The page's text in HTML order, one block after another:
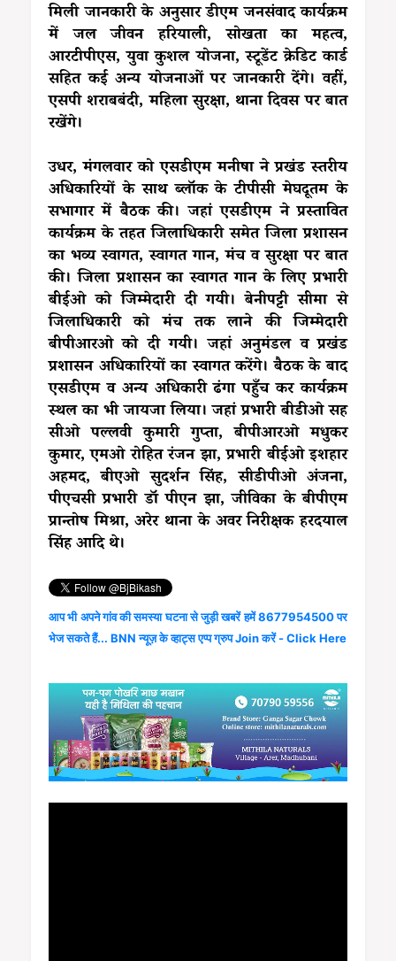
मिली जानकारी के अनुसार डीएम जनसंवाद कार्यक्रम
में जल जीवन हरियाली, सोखता का महत्व,
आरटीपीएस, युवा कुशल योजना, स्टूडेंट क्रेडिट कार्ड
सहित कई अन्य योजनाओं पर जानकारी देंगे। वहीं,
एसपी शराबबंदी, महिला सुरक्षा, थाना दिवस पर बात
रखेंगे।
उधर, मंगलवार को एसडीएम मनीषा ने प्रखंड स्तरीय
अधिकारियों के साथ ब्लॉक के टीपीसी मेघदूतम के
सभागार में बैठक की। जहां एसडीएम ने प्रस्तावित
कार्यक्रम के तहत जिलाधिकारी समेत जिला प्रशासन
का भव्य स्वागत, स्वागत गान, मंच व सुरक्षा पर बात
की। जिला प्रशासन का स्वागत गान के लिए प्रभारी
बीईओ को जिम्मेदारी दी गयी। बेनीपट्टी सीमा से
जिलाधिकारी को मंच तक लाने की जिम्मेदारी
बीपीआरओ को दी गयी। जहां अनुमंडल व प्रखंड
प्रशासन अधिकारियों का स्वागत करेंगे। बैठक के बाद
एसडीएम व अन्य अधिकारी ढंगा पहुँच कर कार्यक्रम
स्थल का भी जायजा लिया। जहां प्रभारी बीडीओ सह
सीओ पल्लवी कुमारी गुप्ता, बीपीआरओ मधुकर
कुमार, एमओ रोहित रंजन झा, प्रभारी बीईओ इशहार
अहमद, बीएओ सुदर्शन सिंह, सीडीपीओ अंजना,
पीएचसी प्रभारी डॉ पीएन झा, जीविका के बीपीएम
प्रान्तोष मिश्रा, अरेर थाना के अवर निरीक्षक हरदयाल
सिंह आदि थे।
आप भी अपने गांव की समस्या घटना से जुड़ी खबरें हमें 8677954500 पर
भेज सकते हैं... BNN न्यूज़ के व्हाट्स एप्प ग्रुप Join करें - Click Here